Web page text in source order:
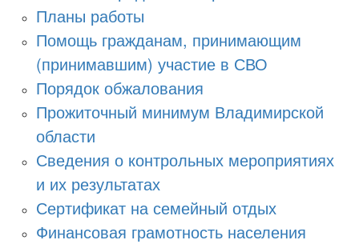
Планы работы
Помощь гражданам, принимающим
(принимавшим) участие в СВО
Порядок обжалования
Прожиточный минимум Владимирской
области
Сведения о контрольных мероприятиях
и их результатах
Сертификат на семейный отдых
Финансовая грамотность населения